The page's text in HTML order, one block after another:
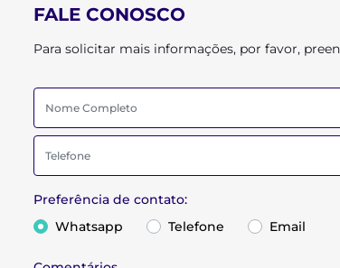
FALE CONOSCO
Para solicitar mais informações, por favor,
Preferência de contato:
Whatsapp
Telefone Email